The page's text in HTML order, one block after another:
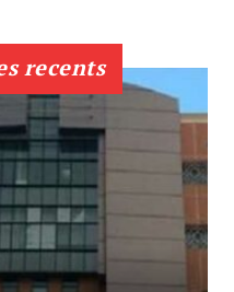
recents